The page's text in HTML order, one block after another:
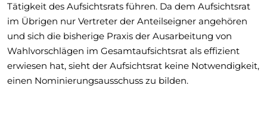
Tätigkeit des Aufsichtsrats führen. Da dem Aufsichtsrat
im Übrigen nur Vertreter der Anteilseigner angehören
und sich die bisherige Praxis der Ausarbeitung von
Wahlvorschlägen im Gesamtaufsichtsrat als effizient
erwiesen hat, sieht der Aufsichtsrat keine Notwendigkeit,
einen Nominierungsausschuss zu bilden.